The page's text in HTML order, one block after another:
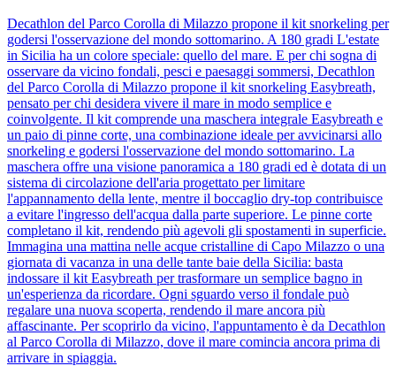
Decathlon del Parco Corolla di Milazzo propone il kit snorkeling per
godersi l'osservazione del mondo sottomarino. A 180 gradi L'estate
in Sicilia ha un colore speciale: quello del mare. E per chi sogna di
osservare da vicino fondali, pesci e paesaggi sommersi, Decathlon
del Parco Corolla di Milazzo propone il kit snorkeling Easybreath,
pensato per chi desidera vivere il mare in modo semplice e
coinvolgente. Il kit comprende una maschera integrale Easybreath e
un paio di pinne corte, una combinazione ideale per avvicinarsi allo
snorkeling e godersi l'osservazione del mondo sottomarino. La
maschera offre una visione panoramica a 180 gradi ed è dotata di un
sistema di circolazione dell'aria progettato per limitare
l'appannamento della lente, mentre il boccaglio dry-top contribuisce
a evitare l'ingresso dell'acqua dalla parte superiore. Le pinne corte
completano il kit, rendendo più agevoli gli spostamenti in superficie.
Immagina una mattina nelle acque cristalline di Capo Milazzo o una
giornata di vacanza in una delle tante baie della Sicilia: basta
indossare il kit Easybreath per trasformare un semplice bagno in
un'esperienza da ricordare. Ogni sguardo verso il fondale può
regalare una nuova scoperta, rendendo il mare ancora più
affascinante. Per scoprirlo da vicino, l'appuntamento è da Decathlon
al Parco Corolla di Milazzo, dove il mare comincia ancora prima di
arrivare in spiaggia.